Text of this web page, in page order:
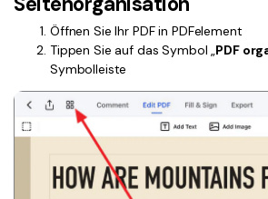
PDF freigeben
eSign PDFs rechtmäßig Neu
Branchen
Bildung
IT-Dienstleistung
Rechtliches
Benutzerhandbuch
PDFelement für Windows
PDFelement für iOS
PDFelement für Android
Mehr erfahren
Öffnen Sie Ihr PDF in PDFelement
Tippen Sie auf das Symbol „PDF
Symbolleiste